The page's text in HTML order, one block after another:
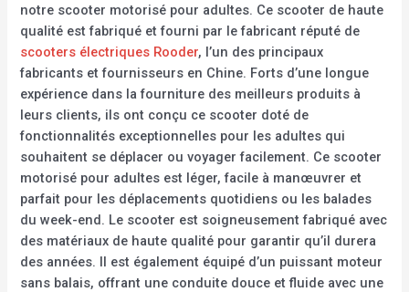
notre scooter motorisé pour adultes. Ce scooter de haute
qualité est fabriqué et fourni par le fabricant réputé de
scooters électriques Rooder, l’un des principaux
fabricants et fournisseurs en Chine. Forts d’une longue
expérience dans la fourniture des meilleurs produits à
leurs clients, ils ont conçu ce scooter doté de
fonctionnalités exceptionnelles pour les adultes qui
souhaitent se déplacer ou voyager facilement. Ce scooter
motorisé pour adultes est léger, facile à manœuvrer et
parfait pour les déplacements quotidiens ou les balades
du week-end. Le scooter est soigneusement fabriqué avec
des matériaux de haute qualité pour garantir qu’il durera
des années. Il est également équipé d’un puissant moteur
sans balais, offrant une conduite douce et fluide avec une